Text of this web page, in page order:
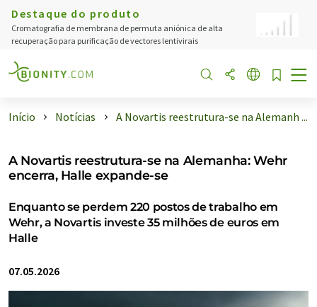
Destaque do produto
Cromatografia de membrana de permuta aniónica de alta
recuperação para purificação de vectores lentivirais
Início Notícias A Novartis reestrutura-se na Alemanh ...
A Novartis reestrutura-se na Alemanha: Wehr
encerra, Halle expande-se
Enquanto se perdem 220 postos de trabalho em
Wehr, a Novartis investe 35 milhões de euros em
Halle
07.05.2026